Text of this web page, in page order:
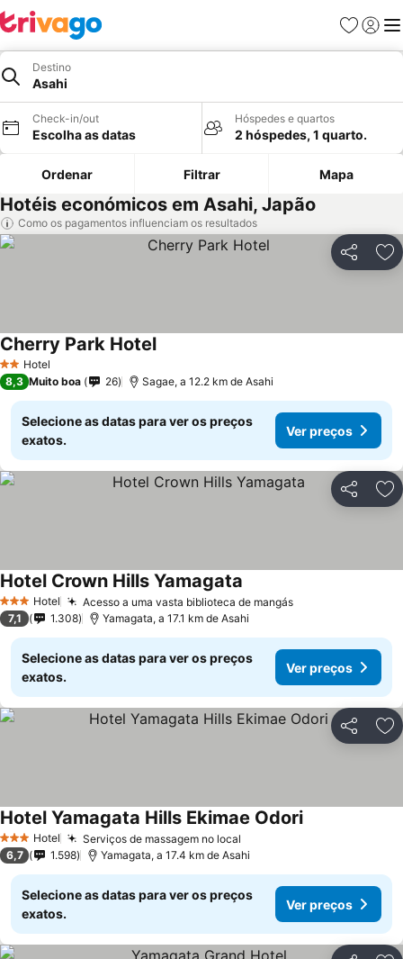
Favoritos
Iniciar
Destino
Asahi
Check-in/out
Escolha as datas
Hóspedes e quartos
2 hóspedes, 1 quarto.
Ordenar Filtrar Mapa
Hotéis económicos em Asahi, Japão
Como os pagamentos influenciam os resultados
Partilhar
2 Estrelas
Hotel
Cherry Park Hotel
8,3 Muito boa 26 Sagae, a 12.2 km de Asahi
Selecione as datas para ver os preços
exatos.
Ver preços
Partilhar
3 EstrelasHotel Acesso a uma vasta biblioteca de mangás
Hotel Crown Hills Yamagata
7,1 1.308 Yamagata, a 17.1 km de Asahi
Selecione as datas para ver os preços
exatos.
Ver preços
Partilhar
3 EstrelasHotel Serviços de massagem no local
Hotel Yamagata Hills Ekimae Odori
6,7 1.598 Yamagata, a 17.4 km de Asahi
Selecione as datas para ver os preços
exatos.
Ver preços